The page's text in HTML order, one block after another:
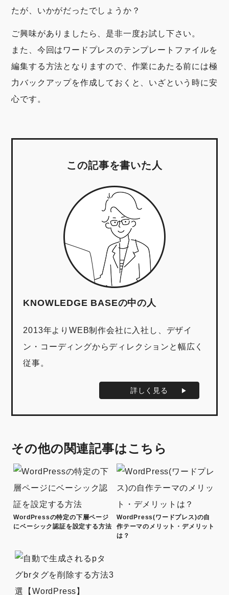
たが、いかがだったでしょうか？
ご興味がありましたら、是非一度お試し下さい。
また、今回はワードプレスのテンプレートファイルを
編集する方法となりますので、作業にあたる前には極
力バックアップを作成しておくと、いざという時に安
心です。
この記事を書いた人
KNOWLEDGE BASEの中の人
2013年よりWEB制作会社に入社し、デザイ
ン・コーディングからディレクションと幅広く
従事。
詳しく見る
その他の関連記事はこちら
WordPressの特定の下層ページ
にベーシック認証を設定する方法
WordPress(ワードプレス)の自
作テーマのメリット・デメリット
は？